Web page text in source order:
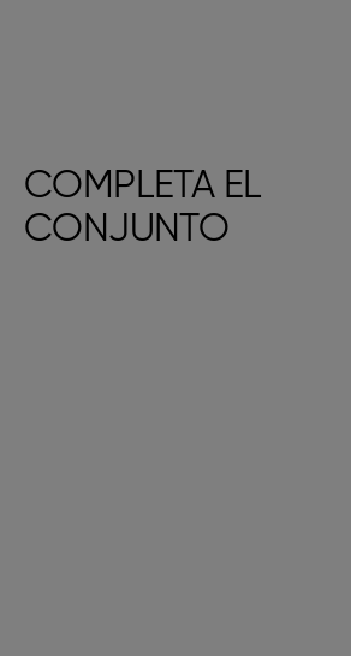
COMPLETA EL
CONJUNTO